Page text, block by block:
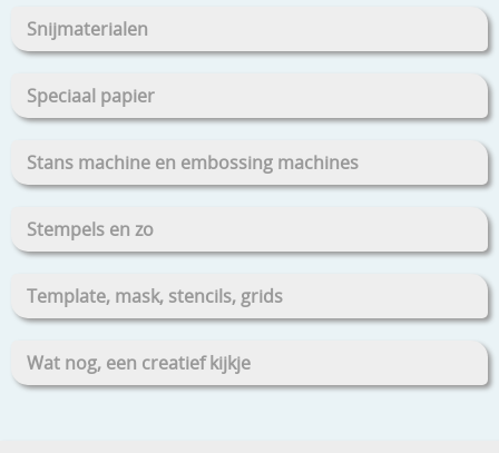
Snijmaterialen
Speciaal papier
Stans machine en embossing machines
Stempels en zo
Template, mask, stencils, grids
Wat nog, een creatief kijkje